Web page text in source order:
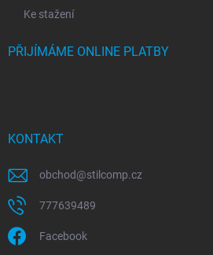
Ke stažení
PŘIJÍMÁME ONLINE PLATBY
KONTAKT
obchod@stilcomp.cz
777639489
Facebook